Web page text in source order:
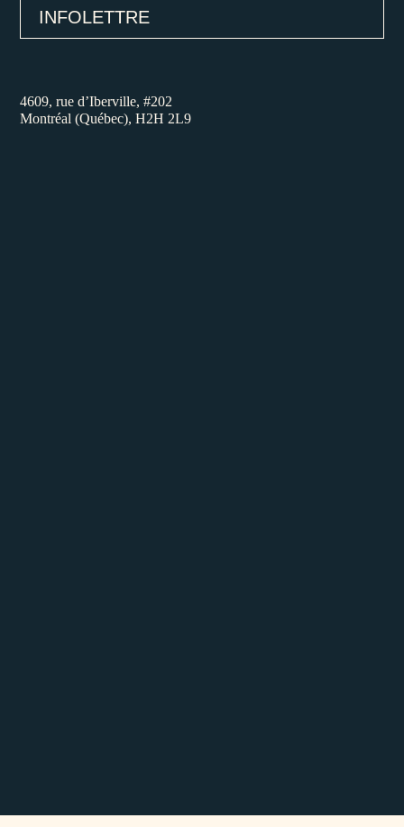
INFOLETTRE
4609, rue d’Iberville, #202
Montréal (Québec), H2H 2L9